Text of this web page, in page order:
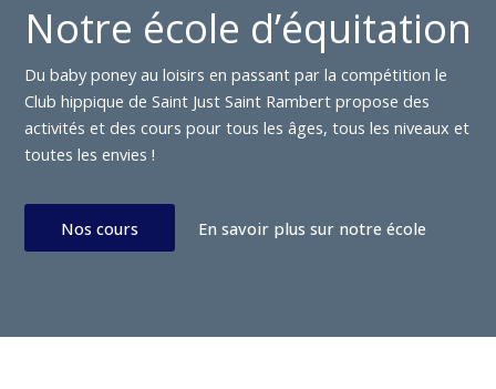
Notre école d’équitation
Du baby poney au loisirs en passant par la compétition le
Club hippique de Saint Just Saint Rambert propose des
activités et des cours pour tous les âges, tous les niveaux et
toutes les envies !
Nos cours En savoir plus sur notre école